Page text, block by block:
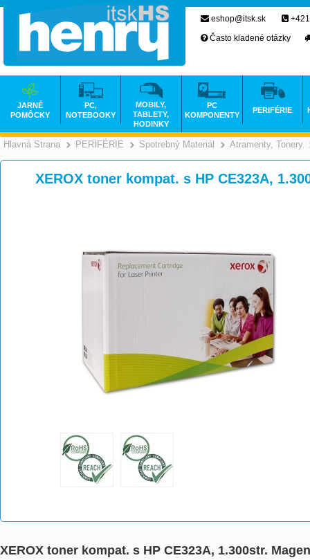
Hlavná Strana >
PERIFÉRIE >
Spotrebný Materiál >
Atramenty, Tonery
XEROX toner kompat. s HP CE323A,
XEROX toner kompat. s HP CE323A, 1.300str.
eshop@itsk.sk
Často kladené otázky
JARNÉ
POMÔCKY
PC,
NOTEBOOKY
MOBILY,
TABLETY,
HODINKY
PC
KOMPONENTY
PERIFÉRIE